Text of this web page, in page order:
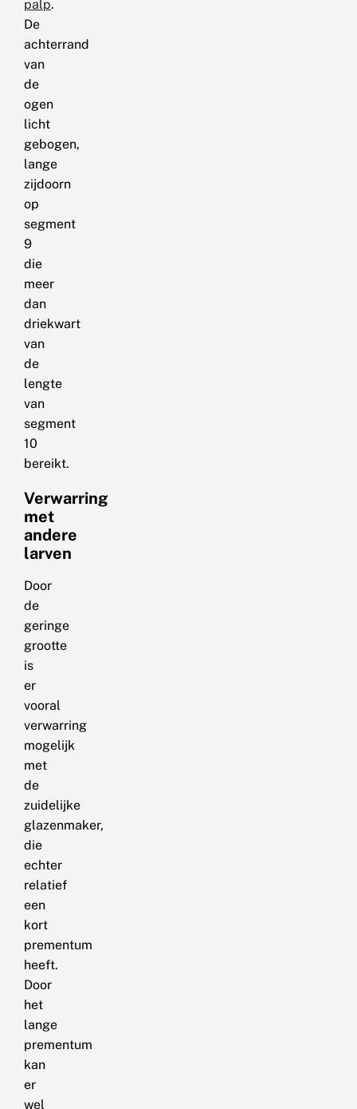
palp.
De
achterrand
van
de
ogen
licht
gebogen,
lange
zijdoorn
op
segment
9
die
meer
dan
driekwart
van
de
lengte
van
segment
10
bereikt.
Verwarring
met
andere
larven
Door
de
geringe
grootte
is
er
vooral
verwarring
mogelijk
met
de
zuidelijke
glazenmaker,
die
echter
relatief
een
kort
prementum
heeft.
Door
het
lange
prementum
kan
er
wel